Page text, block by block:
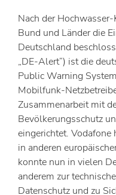
Nach der
Bund und Länder die
Deutschland
„DE-Alert“) ist die
Public Warning
Mobilfunk-
Zusammenarbeit mit
Bevölkerungsschutz
eingerichtet. Vodafone
in anderen
konnte nun in vielen
anderem zur
Datenschutz und zu